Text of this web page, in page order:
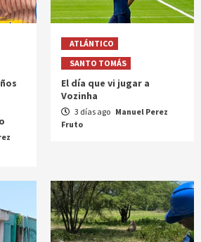
ATLÁNTICO
SANTO TOMÁS
El día que vi jugar a
Vozinha
3 días ago Manuel Perez
Fruto